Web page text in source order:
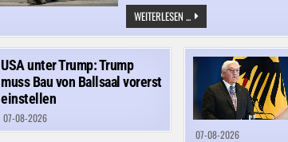
WEITERLESEN ... STRASSE
VON
HORMUS:
TRUMPS
VERHANDLUNGSPOSITION
HAT
IMMER
WEITER
VERSCHLECHTERT
USA unter Trump: Trump
muss Bau von Ballsaal vorerst
einstellen
07-08-2026
07-08-2026